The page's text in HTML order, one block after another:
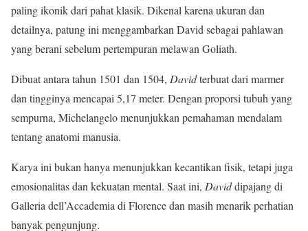
paling ikonik dari pahat klasik. Dikenal karena ukuran dan
detailnya, patung ini menggambarkan David sebagai pahlawan
yang berani sebelum pertempuran melawan Goliath.
Dibuat antara tahun 1501 dan 1504, Davidterbuat dari marmer
dan tingginya mencapai 5,17 meter. Dengan proporsi tubuh yang
sempurna, Michelangelo menunjukkan pemahaman mendalam
tentang anatomi manusia.
Karya ini bukan hanya menunjukkan kecantikan fisik, tetapi juga
emosionalitas dan kekuatan mental. Saat ini, Daviddipajang di
Galleria dell’Accademia di Florence dan masih menarik perhatian
banyak pengunjung.